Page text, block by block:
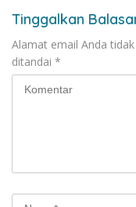
Tinggalkan
Alamat email Anda
ditandai *